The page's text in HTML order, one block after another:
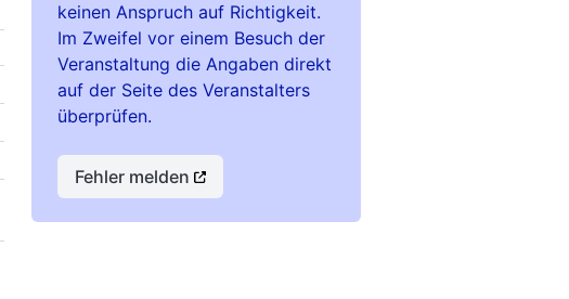
keinen Anspruch auf Richtigkeit.
Im Zweifel vor einem Besuch der
Veranstaltung die Angaben direkt
auf der Seite des Veranstalters
überprüfen.
Fehler melden